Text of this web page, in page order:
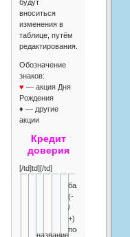
будут
вноситься
изменения в
таблице, путём
редактирования.
Обозначение
знаков:
♥ — акция Дня
Рождения
♦ — другие
акции
Кредит
доверия
[/td]td][/td]
название
баланс
(-
/
+)
последняя